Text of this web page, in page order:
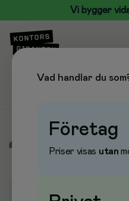
Vi bygger
Vad handlar du
Företag
Priser visas utan